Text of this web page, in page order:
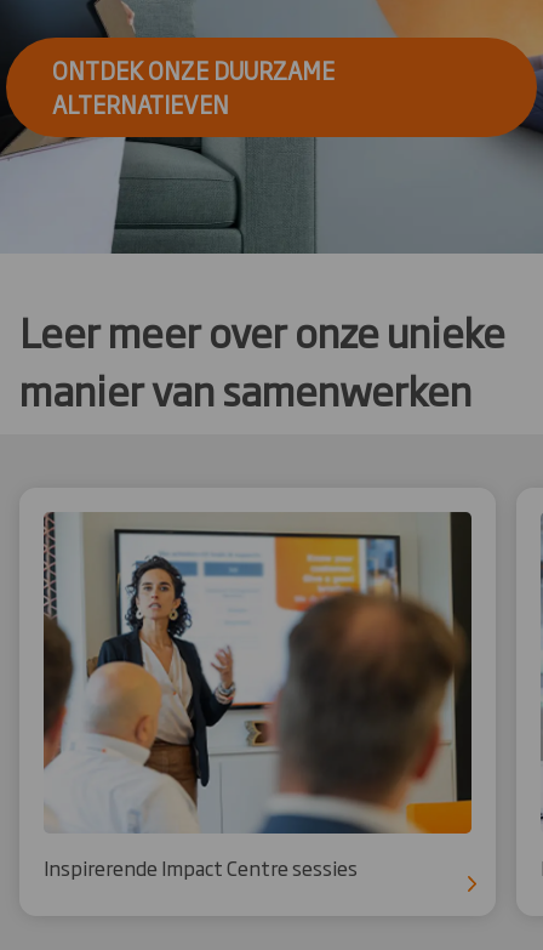
ONTDEK ONZE DUURZAME
ALTERNATIEVEN
Leer meer over onze unieke
manier van samenwerken
Inspirerende Impact Centre sessies